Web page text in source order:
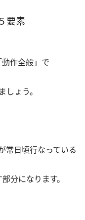
要素
作全般」で
ょう。
常日頃行なっている
分になります。